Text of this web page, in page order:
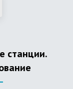
– это
заниженный
кессон,
территории с
станции.